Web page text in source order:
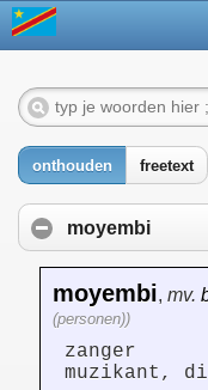
onthouden freetext
moyembi
moyembi, mv.
(personen))
zanger
muzikant,